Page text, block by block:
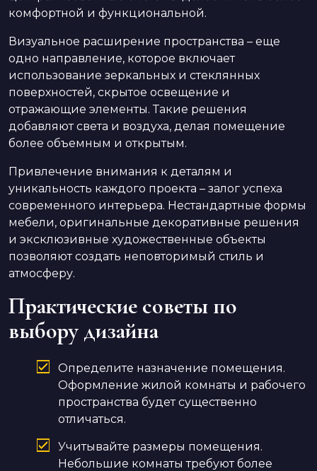
комфортной и функциональной.
Визуальное расширение пространства – еще
одно направление, которое включает
использование зеркальных и стеклянных
поверхностей, скрытое освещение и
отражающие элементы. Такие решения
добавляют света и воздуха, делая помещение
более объемным и открытым.
Привлечение внимания к деталям и
уникальность каждого проекта – залог успеха
современного интерьера. Нестандартные формы
мебели, оригинальные декоративные решения
и эксклюзивные художественные объекты
позволяют создать неповторимый стиль и
атмосферу.
Практические советы по
выбору дизайна
Определите назначение помещения.
Оформление жилой комнаты и рабочего
пространства будет существенно
отличаться.
Учитывайте размеры помещения.
Небольшие комнаты требуют более